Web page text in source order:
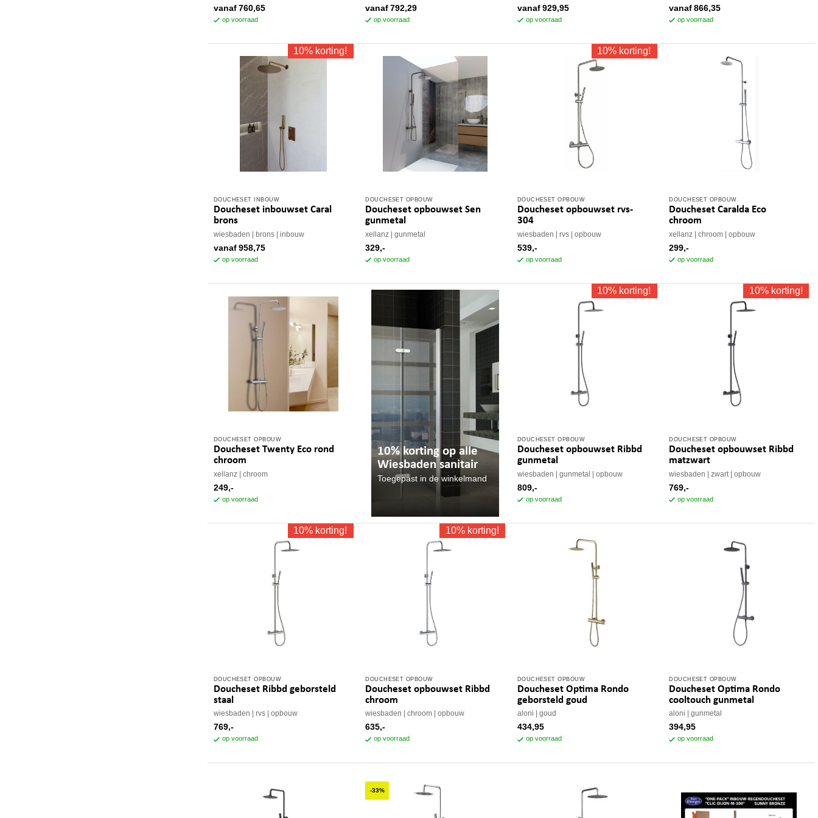
vanaf 760,65
op voorraad
meerdere
variaties.
optie
gekozen
productpagina
vanaf 792,29
op voorraad
meerdere
variaties.
optie
productpagina
vanaf 929,95
op voorraad
meerdere
variaties.
optie
vanaf 866,35
op voorraad
meerdere
variaties.
optie
10% korting!
DOUCHESET INBOUW
Doucheset inbouwset Caral
brons
wiesbaden brons inbouw
vanaf 958,75
op voorraad
Dit
product
heeft
meerdere
variaties.
optie
productpagina
DOUCHESET OPBOUW
Doucheset opbouwset Sen
gunmetal
xellanz gunmetal
329,-
op voorraad
10% korting!
DOUCHESET OPBOUW
Doucheset opbouwset rvs-
304
wiesbaden rvs opbouw
539,-
op voorraad
DOUCHESET OPBOUW
Doucheset Caralda Eco
chroom
xellanz chroom opbouw
299,-
op voorraad
DOUCHESET OPBOUW
Doucheset Twenty Eco rond
chroom
xellanz chroom
249,-
op voorraad
10% korting op alle
Wiesbaden sanitair
Toegepast in de winkelmand
10% korting!
DOUCHESET OPBOUW
Doucheset opbouwset Ribbd
gunmetal
wiesbaden gunmetal opbouw
809,-
op voorraad
10% korting!
DOUCHESET OPBOUW
Doucheset opbouwset Ribbd
matzwart
wiesbaden zwart opbouw
769,-
op voorraad
10% korting!
DOUCHESET OPBOUW
Doucheset Ribbd geborsteld
staal
wiesbaden rvs opbouw
769,-
op voorraad
10% korting!
DOUCHESET OPBOUW
Doucheset opbouwset Ribbd
chroom
wiesbaden chroom opbouw
635,-
op voorraad
DOUCHESET OPBOUW
Doucheset Optima Rondo
geborsteld goud
aloni goud
434,95
op voorraad
DOUCHESET OPBOUW
Doucheset Optima Rondo
cooltouch gunmetal
aloni gunmetal
394,95
op voorraad
-33%